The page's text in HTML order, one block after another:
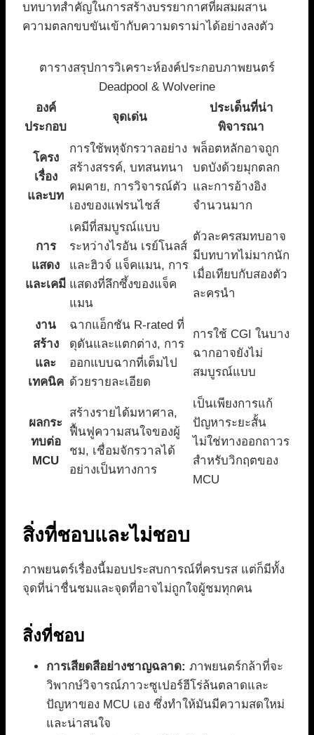
บทบาทสำคัญในการสร้างบรรยากาศที่ผสมผสาน
ความตลกขบขันเข้ากับความดราม่าได้อย่างลงตัว
ตารางสรุปการวิเคราะห์องค์ประกอบภาพยนตร์
Deadpool & Wolverine
องค์
ประกอบ
จุดเด่น
ประเด็นที่น่า
พิจารณา
โครง
เรื่อง
และบท
การใช้พหุจักรวาลอย่าง
สร้างสรรค์, บทสนทนา
คมคาย, การวิจารณ์ตัว
เองของแฟรนไชส์
พล็อตหลักอาจถูก
บดบังด้วยมุกตลก
และการอ้างอิง
จำนวนมาก
การ
แสดง
และเคมี
เคมีที่สมบูรณ์แบบ
ระหว่างไรอัน เรย์โนลส์
และฮิวจ์ แจ็คแมน, การ
แสดงที่ลึกซึ้งของแจ็ค
แมน
ตัวละครสมทบอาจ
มีบทบาทไม่มากนัก
เมื่อเทียบกับสองตัว
ละครนำ
งาน
สร้าง
และ
เทคนิค
ฉากแอ็กชัน R-rated ที่
ดุดันและแตกต่าง, การ
ออกแบบฉากที่เต็มไป
ด้วยรายละเอียด
การใช้ CGI ในบาง
ฉากอาจยังไม่
สมบูรณ์แบบ
ผลกระ
ทบต่อ
MCU
สร้างรายได้มหาศาล,
ฟื้นฟูความสนใจของผู้
ชม, เชื่อมจักรวาลได้
อย่างเป็นทางการ
เป็นเพียงการแก้
ปัญหาระยะสั้น
ไม่ใช่ทางออกถาวร
สำหรับวิกฤตของ
MCU
สิ่งที่ชอบและไม่ชอบ
ภาพยนตร์เรื่องนี้มอบประสบการณ์ที่ครบรส แต่ก็มีทั้ง
จุดที่น่าชื่นชมและจุดที่อาจไม่ถูกใจผู้ชมทุกคน
สิ่งที่ชอบ
การเสียดสีอย่างชาญฉลาด: ภาพยนตร์กล้าที่จะ
วิพากษ์วิจารณ์ภาวะซูเปอร์ฮีโร่ล้นตลาดและ
ปัญหาของ MCU เอง ซึ่งทำให้มันมีความสดใหม่
และน่าสนใจ